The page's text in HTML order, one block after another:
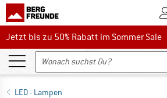
Jetzt bis zu 50% Rabatt im Sommer Sale
Jetzt bis zu 50% Rabatt im Sommer
LED - Lampen